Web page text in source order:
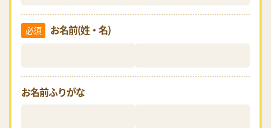
必須 お名前(姓・名)
お名前ふりがな